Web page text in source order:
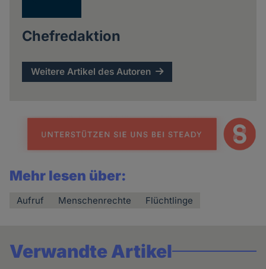
Chefredaktion
Weitere Artikel des Autoren
Mehr lesen über:
Aufruf Menschenrechte Flüchtlinge
Verwandte Artikel